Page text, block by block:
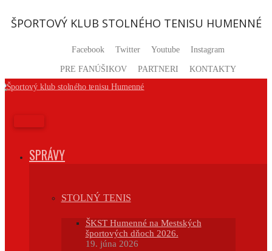
na
obsah
ŠPORTOVÝ KLUB STOLNÉHO TENISU HUMENNÉ
Facebook Twitter Youtube Instagram
PRE FANÚŠIKOV PARTNERI KONTAKTY
SPRÁVY
STOLNÝ TENIS
ŠKST Humenné na Mestských
športových dňoch 2026.
19. júna 2026